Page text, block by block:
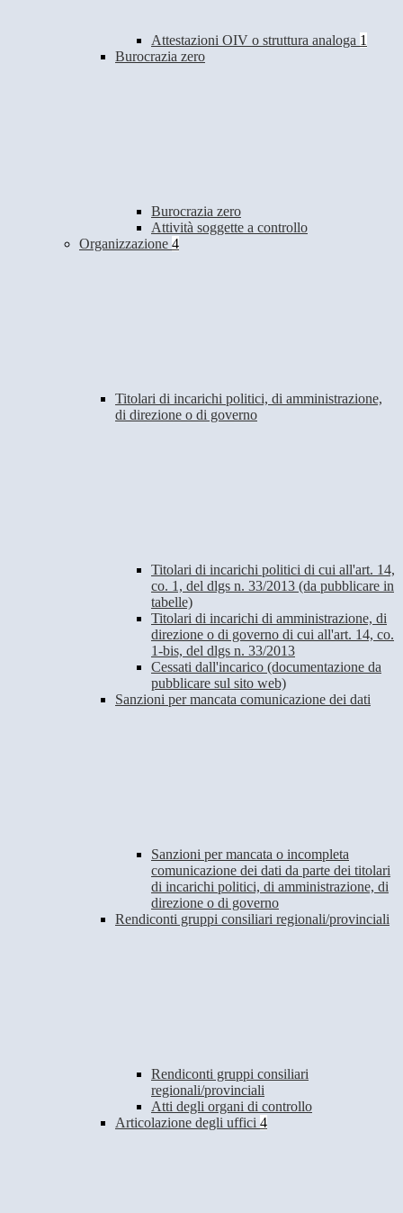
Attestazioni OIV o struttura analoga 1
Burocrazia zero
Burocrazia zero
Attività soggette a controllo
Organizzazione 4
Titolari di incarichi politici, di amministrazione,
di direzione o di governo
Titolari di incarichi politici di cui all'art. 14,
co. 1, del dlgs n. 33/2013 (da pubblicare in
tabelle)
Titolari di incarichi di amministrazione, di
direzione o di governo di cui all'art. 14, co.
1-bis, del dlgs n. 33/2013
Cessati dall'incarico (documentazione da
pubblicare sul sito web)
Sanzioni per mancata comunicazione dei dati
Sanzioni per mancata o incompleta
comunicazione dei dati da parte dei titolari
di incarichi politici, di amministrazione, di
direzione o di governo
Rendiconti gruppi consiliari regionali/provinciali
Rendiconti gruppi consiliari
regionali/provinciali
Atti degli organi di controllo
Articolazione degli uffici 4